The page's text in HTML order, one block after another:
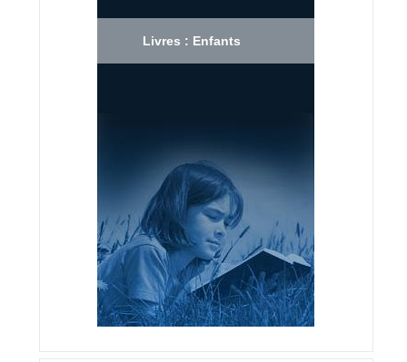
Livres : Enfants